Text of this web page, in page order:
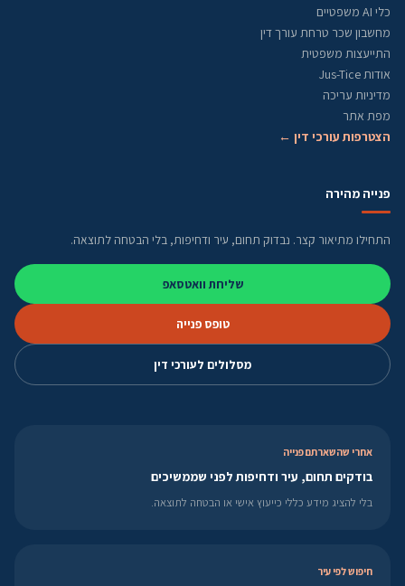
כלי AI משפטיים
מחשבון שכר טרחת עורך דין
התייעצות משפטית
אודות Jus-Tice
מדיניות עריכה
מפת אתר
הצטרפות עורכי דין ←
פנייה מהירה
התחילו מתיאור קצר. נבדוק תחום, עיר ודחיפות, בלי הבטחה לתוצאה.
שליחת וואטסאפ
טופס פנייה
מסלולים לעורכי דין
אחרי שהשארתם פנייה
בודקים תחום, עיר ודחיפות לפני שממשיכים
בלי להציג מידע כללי כייעוץ אישי או הבטחה לתוצאה.
חיפוש לפי עיר